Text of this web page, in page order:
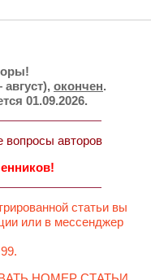
окончен.
01.09.2026.
вопросы авторов
статьи вы
или в мессенджер